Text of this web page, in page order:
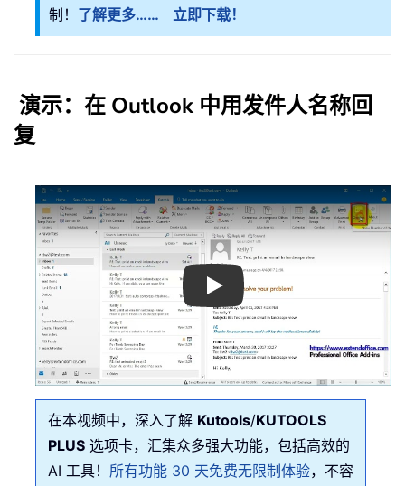
制！ 了解更多…… 立即下载！
演示：在 Outlook 中用发件人名称回
复
Play
在本视频中，深入了解 Kutools/KUTOOLS
PLUS 选项卡，汇集众多强大功能，包括高效的
AI 工具！ 所有功能 30 天免费无限制体验，不容